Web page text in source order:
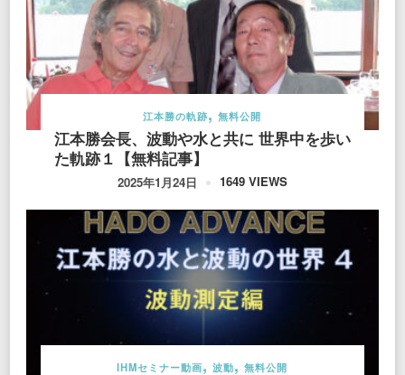
江本勝の軌跡 無料公開
江本勝会長、波動や水と共に 世界中を歩い
た軌跡１【無料記事】
2025年1月24日 1649 VIEWS
IHMセミナー動画 波動 無料公開